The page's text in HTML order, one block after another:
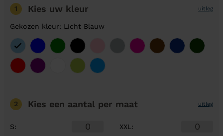
1 Kies uw kleur uitleg
Gekozen kleur: Licht Blauw
2 Kies een aantal per maat uitleg
S: XXL :